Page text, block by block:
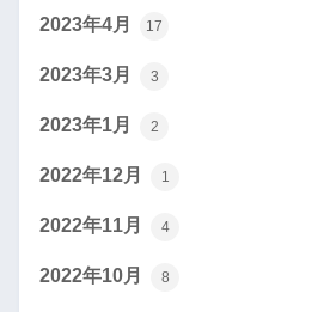
2023年4月 17
2023年3月 3
2023年1月 2
2022年12月 1
2022年11月 4
2022年10月 8